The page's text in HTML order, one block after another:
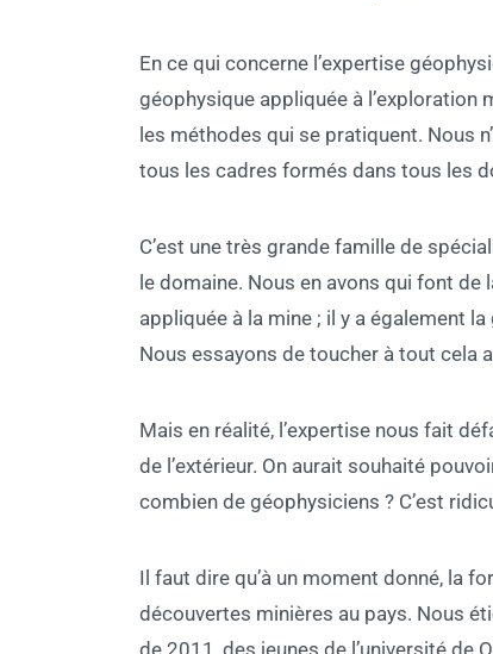
En ce qui concerne l’expertise
géophysique appliquée à
les méthodes qui se pratiquent. Nous
tous les cadres formés dans tous les
C’est une très grande famille de
le domaine. Nous en avons qui font de
appliquée à la mine ; il y a également
Nous essayons de toucher à tout cela
Mais en réalité, l’expertise nous fait
de l’extérieur. On aurait souhaité
combien de géophysiciens ? C’est
Il faut dire qu’à un moment donné, la
découvertes minières au pays. Nous
de 2011, des jeunes de l’université de